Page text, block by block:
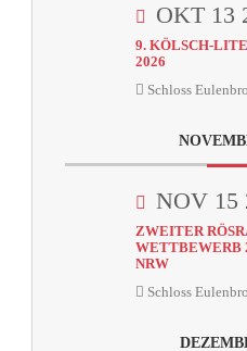
OKT 13
9. KÖLSCH-
2026
Schloss
NOV 15
ZWEITER
WETTBEWERB
NRW
Schloss